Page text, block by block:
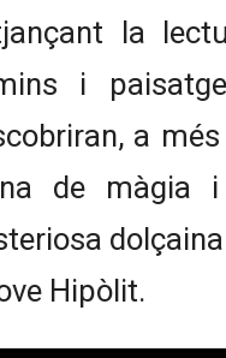
la
i
a
de màgia
dolçaina
Hipòlit.